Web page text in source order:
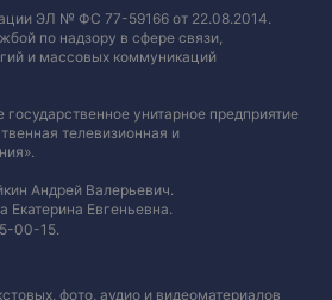
ЭЛ № ФС 77-59166 от 22.08.2014.
по надзору в сфере связи,
и массовых коммуникаций
унитарное предприятие
телевизионная и
Андрей Валерьевич.
Екатерина Евгеньевна.
00-15.
фото, аудио и видеоматериалов